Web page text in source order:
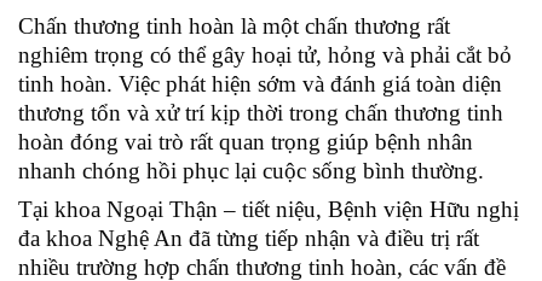
Chấn thương tinh hoàn là một chấn thương rất
nghiêm trọng có thể gây hoại tử, hỏng và phải cắt bỏ
tinh hoàn. Việc phát hiện sớm và đánh giá toàn diện
thương tổn và xử trí kịp thời trong chấn thương tinh
hoàn đóng vai trò rất quan trọng giúp bệnh nhân
nhanh chóng hồi phục lại cuộc sống bình thường.
Tại khoa Ngoại Thận – tiết niệu, Bệnh viện Hữu nghị
đa khoa Nghệ An đã từng tiếp nhận và điều trị rất
nhiều trường hợp chấn thương tinh hoàn, các vấn đề